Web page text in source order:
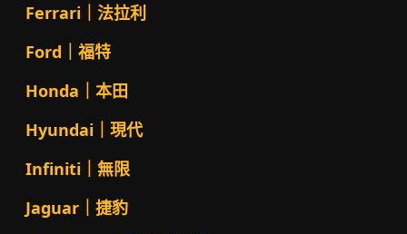
Ferrari｜法拉利
Ford｜福特
Honda｜本田
Hyundai｜現代
Infiniti｜無限
Jaguar｜捷豹